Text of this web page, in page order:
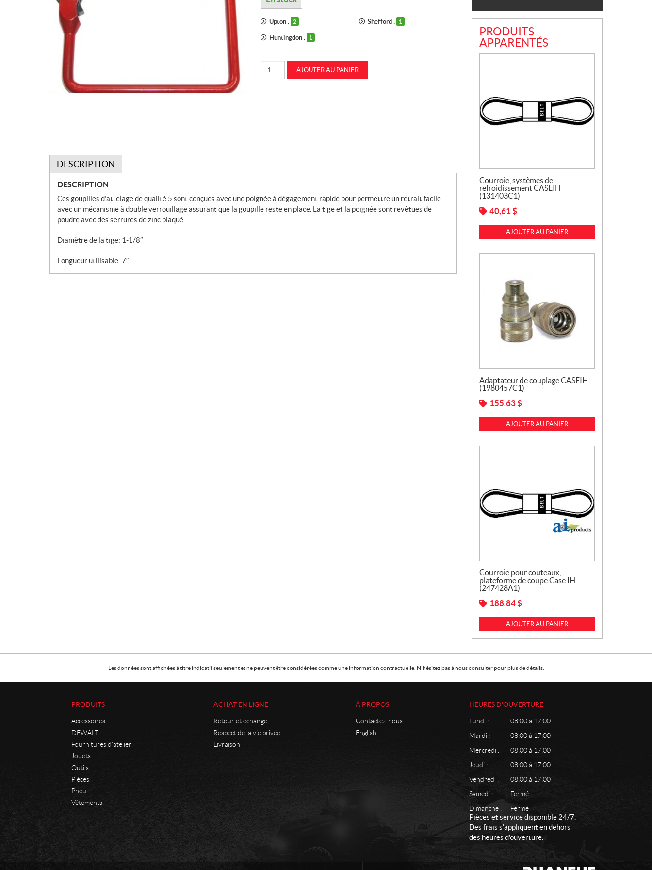
Upton : 2 Shefford : 1
Huntingdon : 1
de
Goupille
AJOUTER AU PANIER
DESCRIPTION
DESCRIPTION
Ces goupilles d’attelage de qualité 5 sont conçues avec une poignée à dégagement rapide pour permettre un retrait facile
avec un mécanisme à double verrouillage assurant que la goupille reste en place. La tige et la poignée sont revêtues de
poudre avec des serrures de zinc plaqué.
Diamètre de la tige: 1-1/8″
Longueur utilisable: 7″
PRODUITS
APPARENTÉS
Courroie, systèmes de
refroidissement CASEIH
(131403C1)
40,61 $
AJOUTER AU PANIER
Adaptateur de couplage CASEIH
(1980457C1)
155,63$
AJOUTER AU PANIER
Courroie pour couteaux,
plateforme de coupe Case IH
(247428A1)
188,84$
AJOUTER AU PANIER
Les données sont affichées à titre indicatif seulement et ne peuvent être considérées comme une information contractuelle. N'hésitez pas à nous consulter pour plus de détails.
PRODUITS
Accessoires
DEWALT
Fournitures d'atelier
Jouets
Outils
Pièces
Pneu
Vêtements
ACHAT EN LIGNE
Retour et échange
Respect de la vie privée
Livraison
À PROPOS
Contactez-nous
English
HEURES D'OUVERTURE
Lundi :
08:00 à 17:00
Mardi :
08:00 à 17:00
Mercredi :
08:00 à 17:00
Jeudi :
08:00 à 17:00
Vendredi :
08:00 à 17:00
Samedi :
Fermé
Dimanche :
Fermé
Pièces et service disponible 24/7.
Des frais s'appliquent en dehors
des heures d'ouverture.